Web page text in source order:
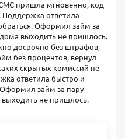
пришла мгновенно, код
ответила
Оформил займ за
выходить не пришлось.
досрочно без штрафов,
без процентов, вернул
скрытых комиссий не
ответила быстро и
займ за пару
выходить не пришлось.